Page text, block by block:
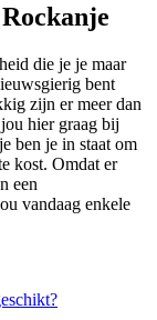
die je je maar
bent
zijn er meer dan
hier graag bij
ben je in staat om
kost. Omdat er
een
vandaag enkele